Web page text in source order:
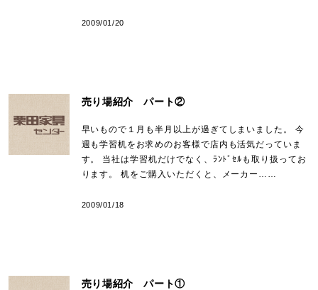
2009/01/20
売り場紹介 パート②
早いもので１月も半月以上が過ぎてしまいました。 今
週も学習机をお求めのお客様で店内も活気だっていま
す。 当社は学習机だけでなく、ﾗﾝﾄﾞｾﾙも取り扱ってお
ります。 机をご購入いただくと、メーカー……
2009/01/18
売り場紹介 パート①